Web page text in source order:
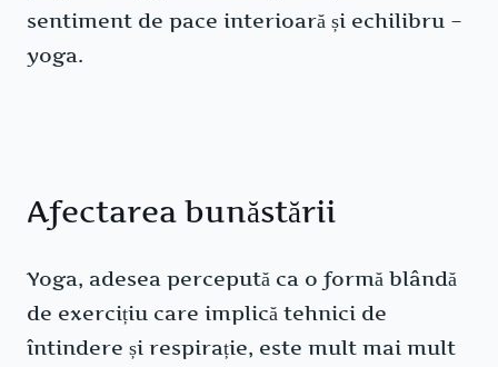
sentiment de pace interioară și echilibru –
yoga.
Afectarea bunăstării
Yoga, adesea percepută ca o formă blândă
de exercițiu care implică tehnici de
întindere și respirație, este mult mai mult